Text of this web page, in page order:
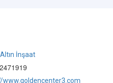
İnşaat
www.goldencenter3.com